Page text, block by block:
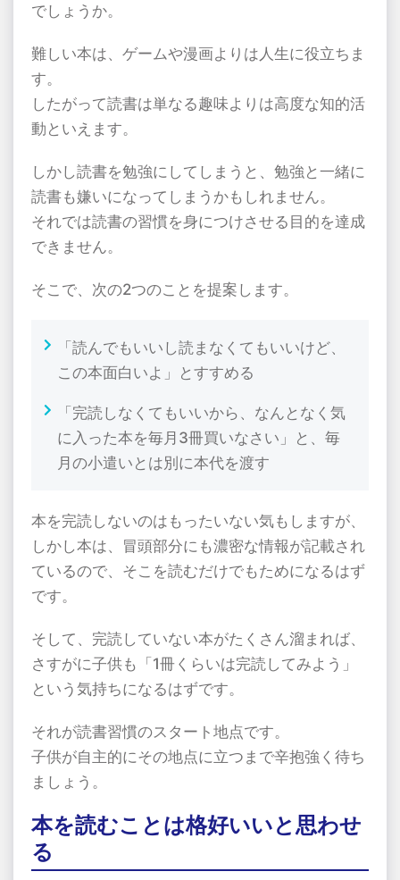
でしょうか。
難しい本は、ゲームや漫画よりは人生に役立ちま
す。
したがって読書は単なる趣味よりは高度な知的活
動といえます。
しかし読書を勉強にしてしまうと、勉強と一緒に
読書も嫌いになってしまうかもしれません。
それでは読書の習慣を身につけさせる目的を達成
できません。
そこで、次の2つのことを提案します。
「読んでもいいし読まなくてもいいけど、
この本面白いよ」とすすめる
「完読しなくてもいいから、なんとなく気
に入った本を毎月 3冊買いなさい」と、毎
月の小遣いとは別に本代を渡す
本を完読しないのはもったいない気もしますが、
しかし本は、冒頭部分にも濃密な情報が記載され
ているので、そこを読むだけでもためになるはず
です。
そして、完読していない本がたくさん溜まれば、
さすがに子供も「 1冊くらいは完読してみよう」
という気持ちになるはずです。
それが読書習慣のスタート地点です。
子供が自主的にその地点に立つまで辛抱強く待ち
ましょう。
本を読むことは格好いいと思わせ
る